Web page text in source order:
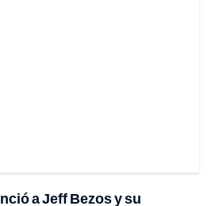
a Jeff Bezos y su